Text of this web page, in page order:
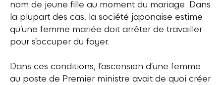
nom de jeune fille au moment du mariage. Dans
la plupart des cas, la société japonaise estime
qu’une femme mariée doit arrêter de travailler
pour s’occuper du foyer.
Dans ces conditions, l’ascension d’une femme
au poste de Premier ministre avait de quoi créer